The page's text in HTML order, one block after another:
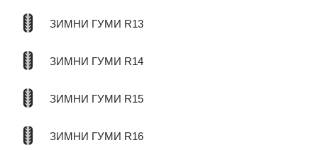
ЗИМНИ ГУМИ R13
ЗИМНИ ГУМИ R14
ЗИМНИ ГУМИ R15
ЗИМНИ ГУМИ R16